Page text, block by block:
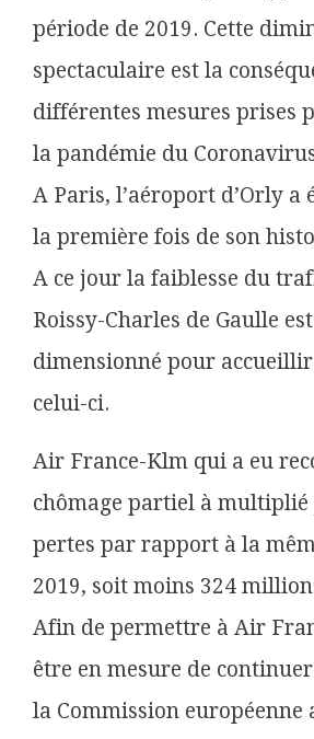
période de 2019. Cette
spectaculaire est la
différentes mesures prises
la pandémie du
A Paris, l’aéroport d’Orly a
la première fois de son
A ce jour la faiblesse du
Roissy-Charles de Gaulle
dimensionné pour
celui-ci.
Air France-Klm qui a eu
chômage partiel à multiplié
pertes par rapport à la
2019, soit moins 324
Afin de permettre à Air
être en mesure de
la Commission européenne